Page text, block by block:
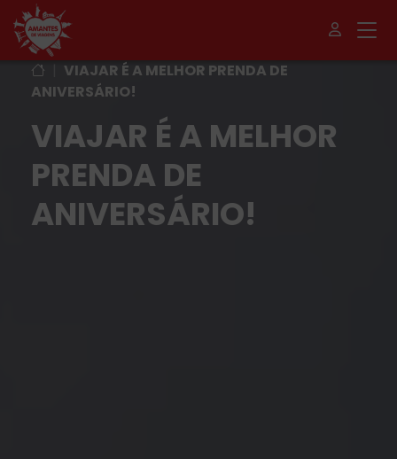
VIAJAR É A MELHOR PRENDA DE
ANIVERSÁRIO!
VIAJAR É A MELHOR
PRENDA DE
ANIVERSÁRIO!